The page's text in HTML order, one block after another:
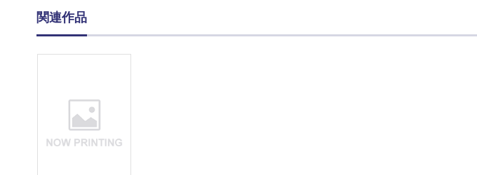
関連作品